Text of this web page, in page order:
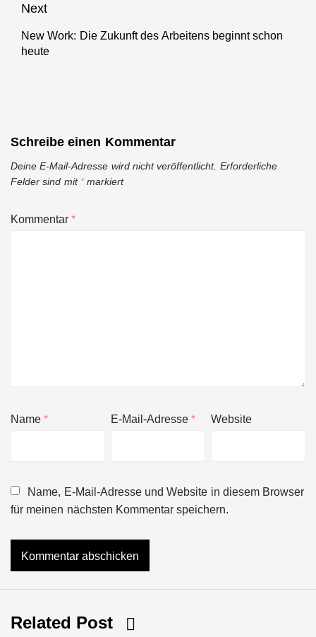
Next
Next
post:
New Work: Die Zukunft des Arbeitens beginnt schon
heute
Schreibe einen Kommentar
Deine E-Mail-Adresse wird nicht veröffentlicht. Erforderliche
Felder sind mit *markiert
Kommentar*
Name* E-Mail-Adresse* Website
Name, E-Mail-Adresse und Website in diesem Browser
für meinen nächsten Kommentar speichern.
Related Post